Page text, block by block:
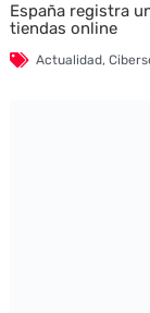
España registra
tiendas online
Actualidad,